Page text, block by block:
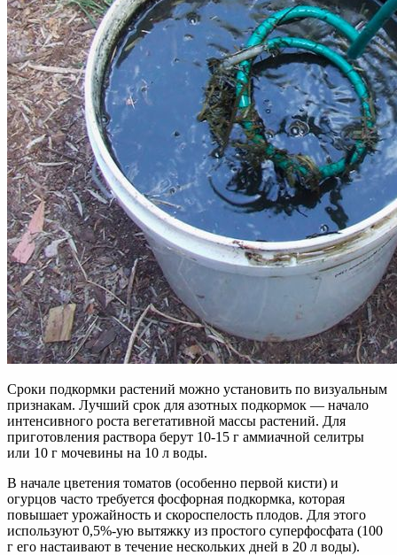
Сроки подкормки растений можно установить по визуальным
признакам. Лучший срок для азотных подкормок — начало
интенсивного роста вегетативной массы растений. Для
приготовления раствора берут 10-15 г аммиачной селитры
или 10 г мочевины на 10 л воды.
В начале цветения томатов (особенно первой кисти) и
огурцов часто требуется фосфорная подкормка, которая
повышает урожайность и скороспелость плодов. Для этого
используют 0,5%-ую вытяжку из простого суперфосфата (100
г его настаивают в течение нескольких дней в 20 л воды).